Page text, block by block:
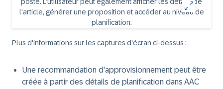
Plus d'informations sur les captures d'écran ci-dessus :
Une recommandation d'approvisionnement peut être
créée à partir des détails de planification dans AAC